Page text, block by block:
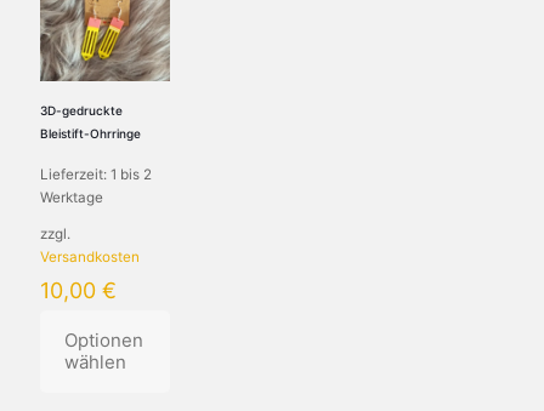
3D-gedruckte
Bleistift-Ohrringe
Lieferzeit: 1 bis 2
Werktage
zzgl.
Versandkosten
10,00 €
Optionen
wählen